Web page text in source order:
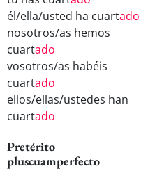
él/ella/usted ha cuartado
nosotros/as hemos
cuartado
vosotros/as habéis
cuartado
ellos/ellas/ustedes han
cuartado
Pretérito
pluscuamperfecto